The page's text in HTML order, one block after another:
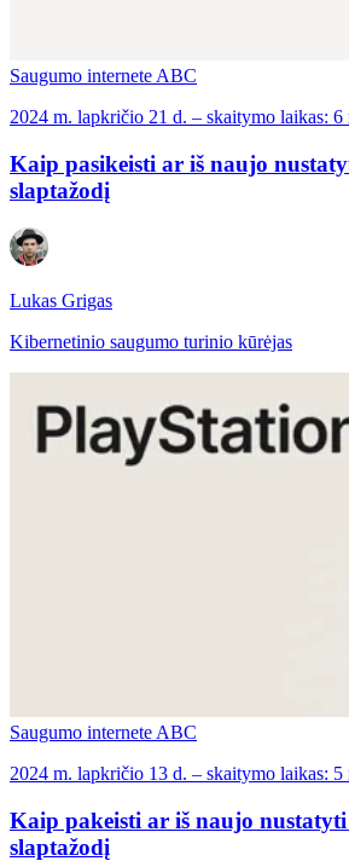
Saugumo internete ABC
2024 m. lapkričio 21 d. – skaitymo laikas: 6
Kaip pasikeisti ar iš naujo
slaptažodį
Lukas Grigas
Kibernetinio saugumo turinio kūrėjas
Saugumo internete ABC
2024 m. lapkričio 13 d. – skaitymo laikas: 5
Kaip pakeisti ar iš naujo
slaptažodį